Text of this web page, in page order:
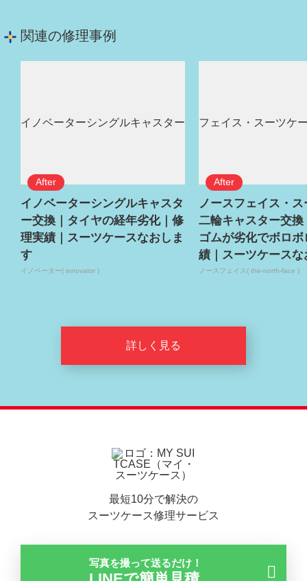
関連の修理事例
イノベーターシングルキャスタ
ー交換｜タイヤの経年劣化｜修
理実績｜スーツケースなおしま
す
イノベーター( innovator )
ノースフェイス・
二輪キャスター交換
ゴムが劣化でボロ
績｜スーツケースな
ノースフェイス( the-north-face )
詳しく見る
最短10分で解決の
スーツケース修理サービス
写真を撮って送るだけ！